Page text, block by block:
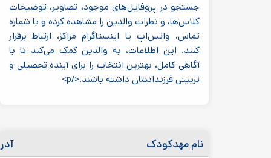
جستجو در پروفایل‌های موجود، تصاویر، توضیحات
کلاس‌ها، و نظرات والدین را مشاهده کرده و با شماره
تماس، واتس‌اپ یا اینستاگرام مراکز، ارتباط برقرار
کنند. این اطلاعات، به والدین کمک می‌کند تا با
آگاهی کامل، بهترین انتخاب را برای آینده تحصیلی و
تربیتی فرزندانشان داشته باشند.</p>
نام مهدکودک